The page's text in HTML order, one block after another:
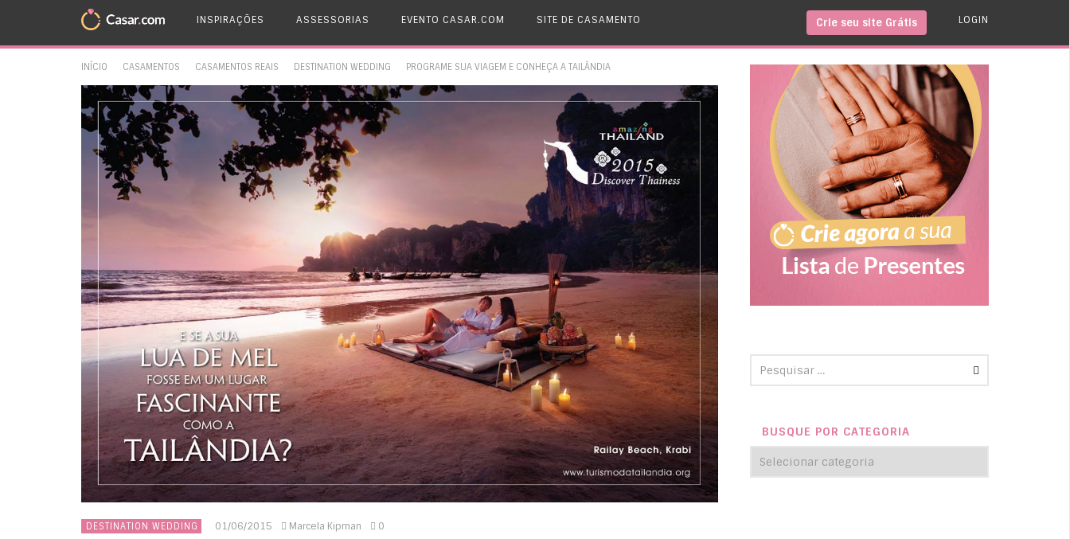
INSPIRAÇÕES ASSESSORIAS EVENTO CASAR.COM SITE DE CASAMENTO LOGIN
Crie seu site Grátis
INÍCIO CASAMENTOS CASAMENTOS REAIS DESTINATION WEDDING PROGRAME SUA VIAGEM E CONHEÇA A TAILÂNDIA
DESTINATION WEDDING 01/06/2015 Marcela Kipman 0
BUSQUE POR CATEGORIA